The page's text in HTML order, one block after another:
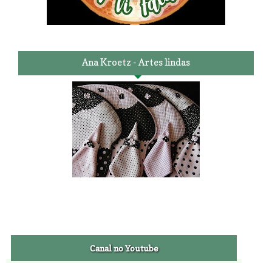
Ana Kroetz - Artes lindas
Canal no Youtube